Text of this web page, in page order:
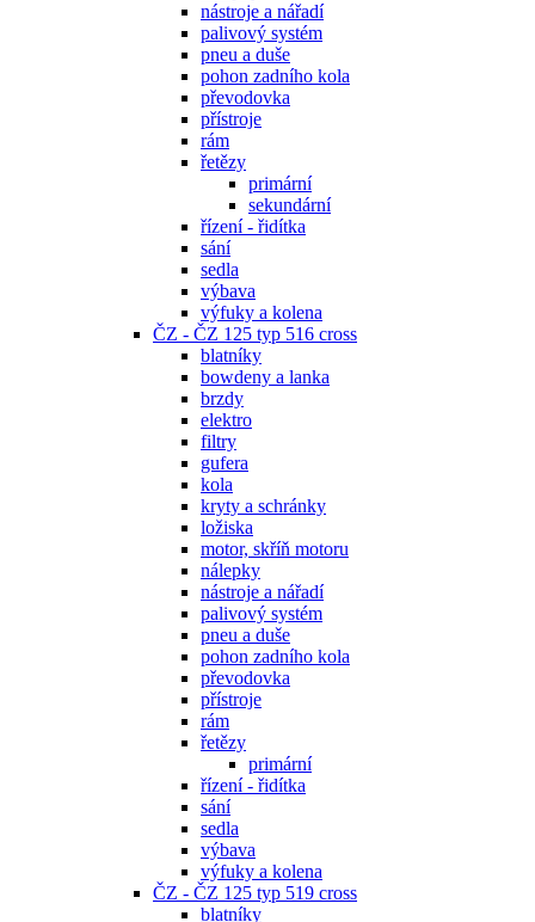
nástroje a nářadí
palivový systém
pneu a duše
pohon zadního kola
převodovka
přístroje
rám
řetězy
primární
sekundární
řízení - řidítka
sání
sedla
výbava
výfuky a kolena
ČZ - ČZ 125 typ 516 cross
blatníky
bowdeny a lanka
brzdy
elektro
filtry
gufera
kola
kryty a schránky
ložiska
motor, skříň motoru
nálepky
nástroje a nářadí
palivový systém
pneu a duše
pohon zadního kola
převodovka
přístroje
rám
řetězy
primární
řízení - řidítka
sání
sedla
výbava
výfuky a kolena
ČZ - ČZ 125 typ 519 cross
blatníky